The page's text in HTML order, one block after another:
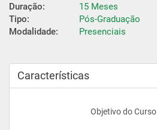
Duração:
15 Meses
Tipo:
Pós-Graduação
Modalidade:
Presenciais
Características
					Objetivo do Curso